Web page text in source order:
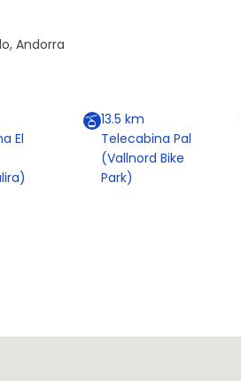
Andorra
El
13.5 km
Telecabina Pal
(Vallnord Bike
Park)